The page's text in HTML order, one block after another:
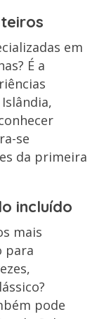
em
É a
se
da primeira
incluído
mais
para
pode